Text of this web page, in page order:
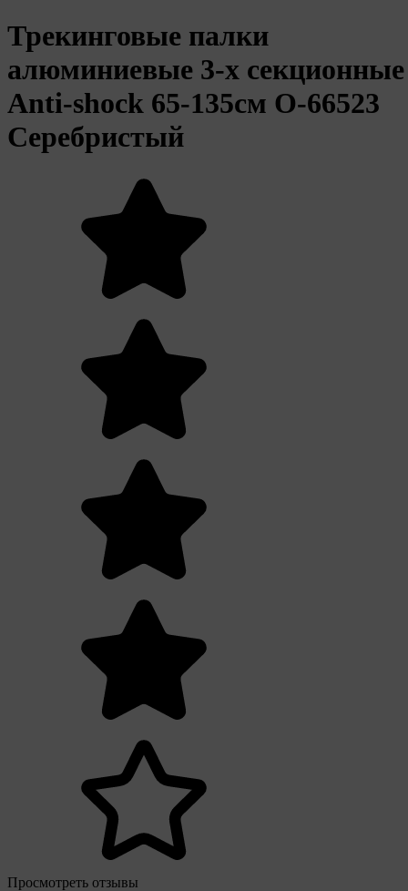
Трекинговые палки
алюминиевые 3-х секционные
Anti-shock 65-135см O-66523
Серебристый
Просмотреть отзывы